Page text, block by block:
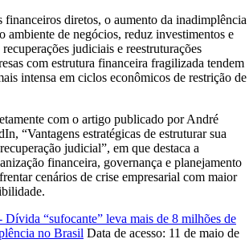
financeiros diretos, o aumento da inadimplência
ambiente de negócios, reduz investimentos e
judiciais e reestruturações
com estrutura financeira fragilizada tendem
intensa em ciclos econômicos de restrição de
com o artigo publicado por André
“Vantagens estratégicas de estruturar sua
judicial”, em que destaca a
financeira, governança e planejamento
cenários de crise empresarial com maior
Dívida “sufocante” leva mais de 8 milhões de
no Brasil Data de acesso: 11 de maio de